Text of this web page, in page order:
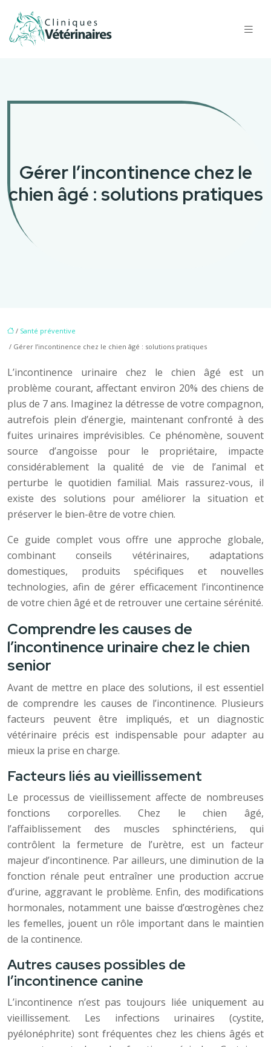
Gérer l’incontinence chez le
chien âgé : solutions pratiques
/ Santé préventive
/ Gérer l’incontinence chez le chien âgé : solutions pratiques
L’incontinence urinaire chez le chien âgé est un
problème courant, affectant environ 20% des chiens de
plus de 7 ans. Imaginez la détresse de votre compagnon,
autrefois plein d’énergie, maintenant confronté à des
fuites urinaires imprévisibles. Ce phénomène, souvent
source d’angoisse pour le propriétaire, impacte
considérablement la qualité de vie de l’animal et
perturbe le quotidien familial. Mais rassurez-vous, il
existe des solutions pour améliorer la situation et
préserver le bien-être de votre chien.
Ce guide complet vous offre une approche globale,
combinant conseils vétérinaires, adaptations
domestiques, produits spécifiques et nouvelles
technologies, afin de gérer efficacement l’incontinence
de votre chien âgé et de retrouver une certaine sérénité.
Comprendre les causes de
l’incontinence urinaire chez le chien
senior
Avant de mettre en place des solutions, il est essentiel
de comprendre les causes de l’incontinence. Plusieurs
facteurs peuvent être impliqués, et un diagnostic
vétérinaire précis est indispensable pour adapter au
mieux la prise en charge.
Facteurs liés au vieillissement
Le processus de vieillissement affecte de nombreuses
fonctions corporelles. Chez le chien âgé,
l’affaiblissement des muscles sphinctériens, qui
contrôlent la fermeture de l’urètre, est un facteur
majeur d’incontinence. Par ailleurs, une diminution de la
fonction rénale peut entraîner une production accrue
d’urine, aggravant le problème. Enfin, des modifications
hormonales, notamment une baisse d’œstrogènes chez
les femelles, jouent un rôle important dans le maintien
de la continence.
Autres causes possibles de
l’incontinence canine
L’incontinence n’est pas toujours liée uniquement au
vieillissement. Les infections urinaires (cystite,
pyélonéphrite) sont fréquentes chez les chiens âgés et